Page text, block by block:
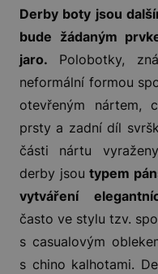
Derby boty jsou
bude žádaným
jaro. Polobotky,
neformální formou
otevřeným nártem,
prsty a zadní díl
části nártu
derby jsou typem
vytváření
často ve stylu tzv.
s casualovým
s chino kalhotami.